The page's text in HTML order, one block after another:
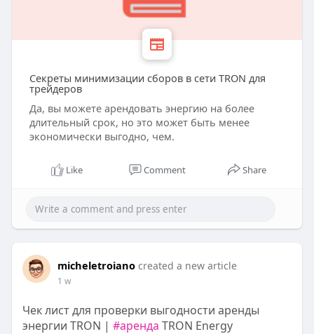
Секреты минимизации сборов в сети TRON для
трейдеров
Да, вы можете арендовать энергию на более
длительный срок, но это может быть менее
экономически выгодно, чем.
Like Comment Share
micheletroiano created a new article
1 w
Чек лист для проверки выгодности аренды
энергии TRON | #аренда TRON Energy